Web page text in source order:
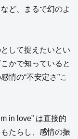
ど、まるで幻のよ
して捉えたいとい
かで知っていると
情の“不安定さ”こ
in love” は直接的
たらし、感情の振